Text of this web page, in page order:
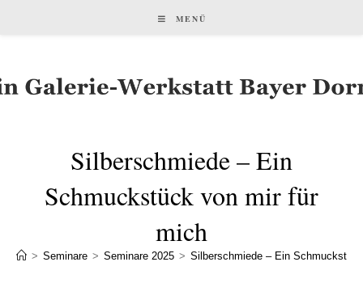
MENÜ
Silberschmiede – Ein
Schmuckstück von mir für
mich
> Seminare > Seminare 2025 > Silberschmiede – Ein